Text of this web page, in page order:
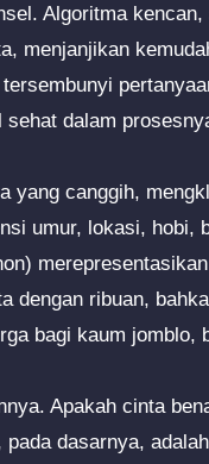
Algoritma
menjanjikan
sehat dalam
yang canggih,
umur, lokasi, hobi,
dengan ribuan,
bagi kaum jomblo,
Apakah cinta
dasarnya,